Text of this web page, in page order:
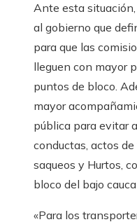
Ante esta situación,
al gobierno que
para que las
lleguen con mayor
puntos de bloco.
mayor
pública para evitar
conductas, actos
saqueos y Hurtos,
bloco del bajo
«Para los